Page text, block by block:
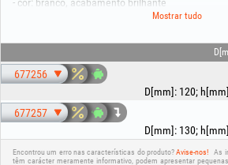
- espessura da chapa: 0.5 mm; Espessura com
- altura do corpo: 410 mm
- Altura total: 540mm
Mostrar tudo
677256
D[mm]: 120; h[mm]
677257
D[mm]: 130; h[mm]
Encontrou um erro nas características do produto?Avise-nos!
As
têm carácter meramente informativo, podem apresentar